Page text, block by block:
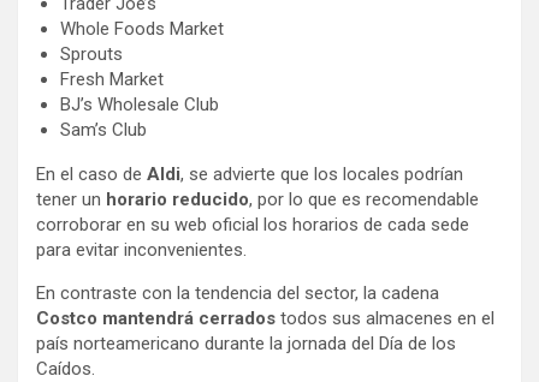
Whole Foods Market
Sprouts
Fresh Market
BJ’s Wholesale Club
Sam’s Club
En el caso de Aldi, se advierte que los locales podrían
tener un horario reducido, por lo que es recomendable
corroborar en su web oficial los horarios de cada sede
para evitar inconvenientes.
En contraste con la tendencia del sector, la cadena
Costco mantendrá cerrados todos sus almacenes en el
país norteamericano durante la jornada del Día de los
Caídos.